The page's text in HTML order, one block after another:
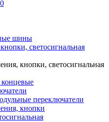
шины
светосигнальная
кнопки, светосигнальная
переключатели
кнопки